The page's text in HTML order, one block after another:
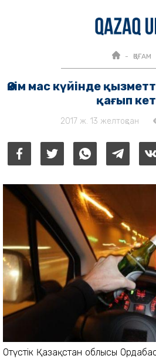
ҚОҒАМ
Әкім мас күйінде
қағып
2017 ж. 13 желтоқсан
Оңтүстік Қазақстан облысы